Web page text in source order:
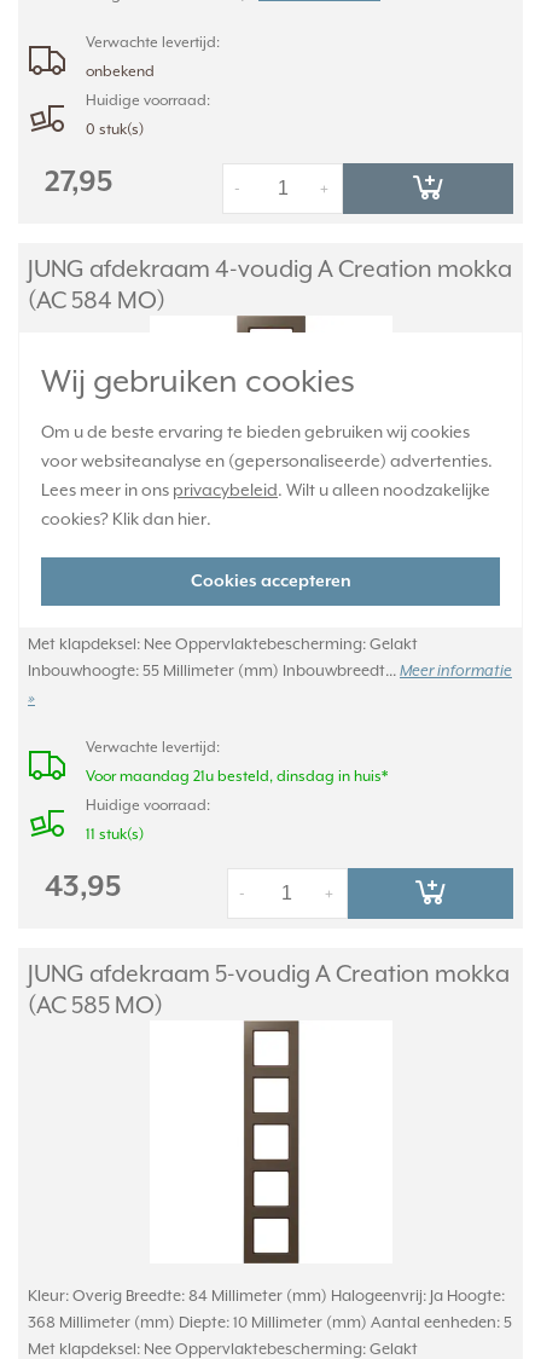
Wij gebruiken cookies
Om u de beste ervaring te bieden gebruiken wij cookies
voor websiteanalyse en (gepersonaliseerde) advertenties.
Lees meer in ons privacybeleid. Wilt u alleen noodzakelijke
cookies? Klik dan hier.
Cookies accepteren
Verwachte levertijd:
onbekend
Huidige voorraad:
0 stuk(s)
27,95 +
-
JUNG afdekraam 4-voudig A Creation mokka
(AC 584 MO)
Kleur: Overig Breedte: 84 Millimeter (mm) Halogeenvrij: Ja Hoogte:
Met klapdeksel: Nee Oppervlaktebescherming: Gelakt
Inbouwhoogte: 55 Millimeter (mm) Inbouwbreedt... Meer informatie
»
Verwachte levertijd:
Voor maandag 21u besteld, dinsdag in huis*
Huidige voorraad:
11 stuk(s)
43,95 +
-
JUNG afdekraam 5-voudig A Creation mokka
(AC 585 MO)
Kleur: Overig Breedte: 84 Millimeter (mm) Halogeenvrij: Ja Hoogte:
368 Millimeter (mm) Diepte: 10 Millimeter (mm) Aantal eenheden: 5
Met klapdeksel: Nee Oppervlaktebescherming: Gelakt